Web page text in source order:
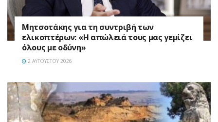
Μητσοτάκης για τη συντριβή των
ελικοπτέρων: «Η απώλειά τους μας γεμίζει
όλους με οδύνη»
2 ΑΥΓΟΎΣΤΟΥ 2026